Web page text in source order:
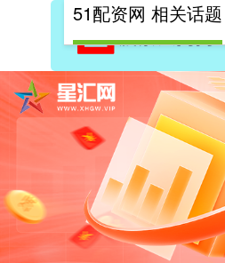
51配资网 相关话题